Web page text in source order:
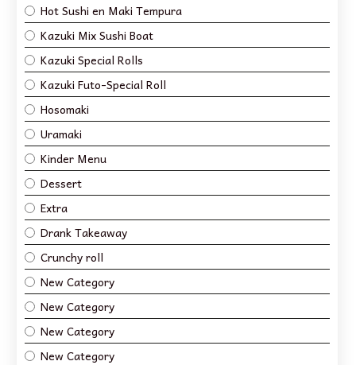
Hot Sushi en Maki Tempura
Kazuki Mix Sushi Boat
Kazuki Special Rolls
Kazuki Futo-Special Roll
Hosomaki
Uramaki
Kinder Menu
Dessert
Extra
Drank Takeaway
Crunchy roll
New Category
New Category
New Category
New Category